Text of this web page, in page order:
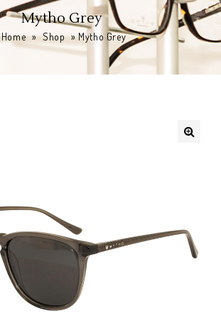
Mytho Grey
Home » Shop »Mytho Grey